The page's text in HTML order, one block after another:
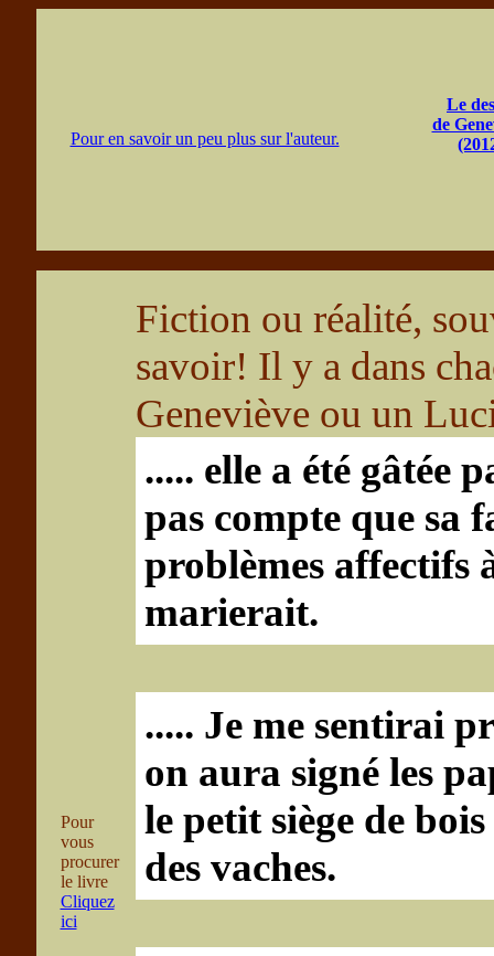
Pour en savoir un peu plus sur l'auteur.
Le
de
Pour
vous
procurer
le livre
Cliquez
ici
Fiction ou réalité,
savoir! Il y a dans
Geneviève ou un
..... elle a été gâtée
pas compte que sa
problèmes affectifs
marierait.
..... Je me sentirai
on aura signé les
le petit siège de
des vaches.